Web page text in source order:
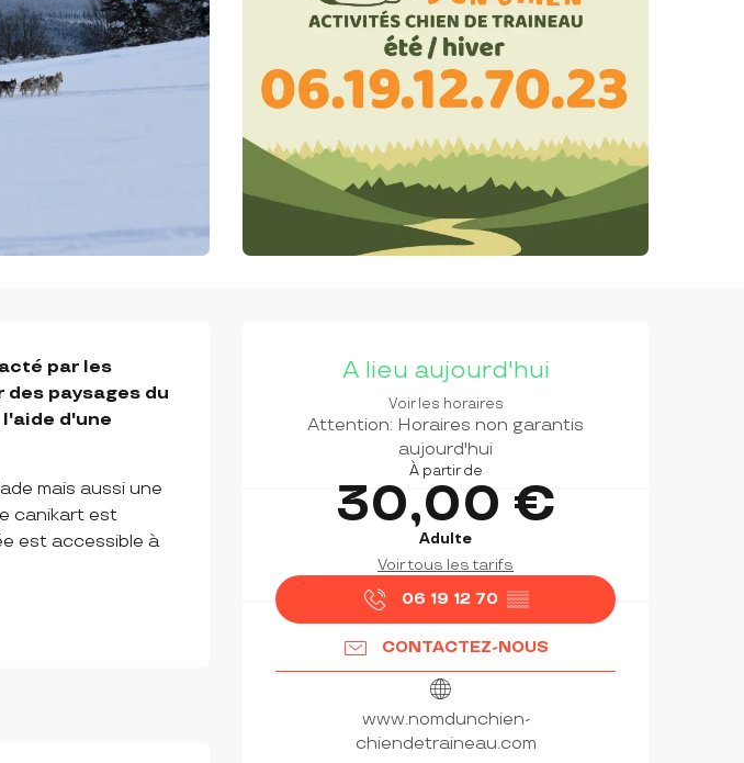
OUVERTURE ET
A lieu aujourd'hui
Voir les horaires
Attention: Horaires non garantis
aujourd'hui
À partir de
30,00 €
Adulte
Voir tous les tarifs
06 19 12 70 ▒▒
CONTACTEZ-NOUS
www.nomdunchien-
chiendetraineau.com
par les
paysages du
d'une
mais aussi une
canikart est
est accessible à